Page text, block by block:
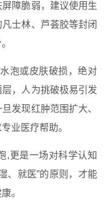
障脆弱，建议使用生
士林、芦荟胶等封闭
泡或皮肤破损，绝对
，人为挑破极易引发
发现红肿范围扩大、
业医疗帮助。
,更是一场对科学认知
、就医”的原则，才能
。